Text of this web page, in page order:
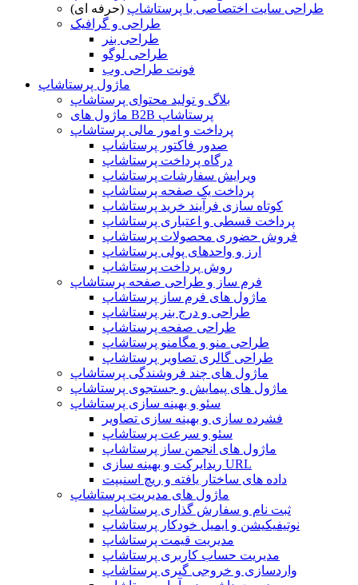
طراحی سایت اختصاصی با پرستاشاپ (حرفه ای)
طراحی و گرافیک
طراحی بنر
طراحی لوگو
فونت طراحی وب
ماژول پرستاشاپ
بلاگ و تولید محتوای پرستاشاپ
ماژول های B2B پرستاشاپ
پرداخت و امور مالی پرستاشاپ
صدور فاکتور پرستاشاپ
درگاه پرداخت پرستاشاپ
ویرایش سفارشات پرستاشاپ
پرداخت یک صفحه پرستاشاپ
کوتاه سازی فرآیند خرید پرستاشاپ
پرداخت قسطی و اعتباری پرستاشاپ
فروش حضوری محصولات پرستاشاپ
ارز و واحدهای پولی پرستاشاپ
روش پرداخت پرستاشاپ
فرم ساز و طراحی صفحه پرستاشاپ
ماژول های فرم ساز پرستاشاپ
طراحی و درج بنر پرستاشاپ
طراحی صفحه پرستاشاپ
طراحی منو و مگامنو پرستاشاپ
طراحی گالری تصاویر پرستاشاپ
ماژول های چند فروشندگی پرستاشاپ
ماژول های پیمایش و جستجوی پرستاشاپ
سئو و بهینه سازی پرستاشاپ
فشرده سازی و بهینه سازی تصاویر
سئو و سرعت پرستاشاپ
ماژول های انجمن ساز پرستاشاپ
ریدایرکت و بهینه سازی URL
داده های ساختار یافته و ریچ اسنیپت
ماژول های مدیریت پرستاشاپ
ثبت نام و سفارش گذاری پرستاشاپ
نوتیفیکیشن و ایمیل خودکار پرستاشاپ
مدیریت قیمت پرستاشاپ
مدیریت حساب کاربری پرستاشاپ
واردسازی و خروجی گیری پرستاشاپ